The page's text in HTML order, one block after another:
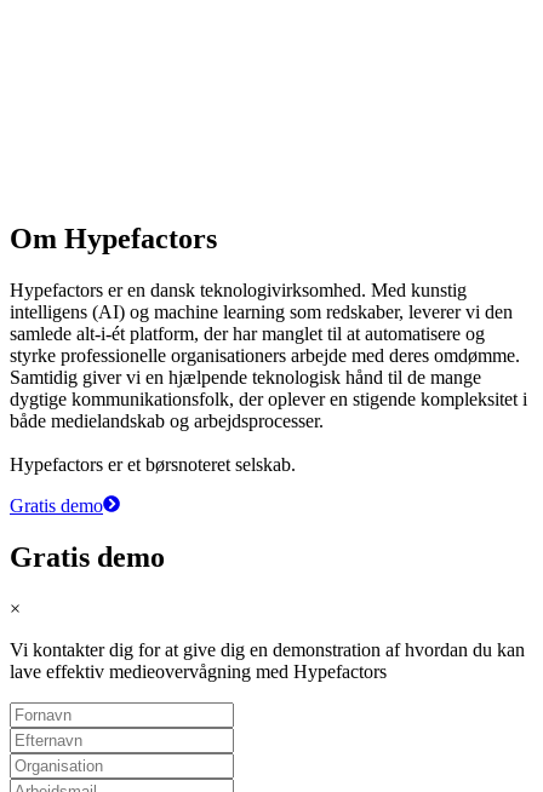
Om Hypefactors
Hypefactors er en dansk teknologivirksomhed. Med kunstig
intelligens (AI) og machine learning som redskaber, leverer vi den
samlede alt-i-ét platform, der har manglet til at automatisere og
styrke professionelle organisationers arbejde med deres omdømme.
Samtidig giver vi en hjælpende teknologisk hånd til de mange
dygtige kommunikationsfolk, der oplever en stigende kompleksitet i
både medielandskab og arbejdsprocesser.
Hypefactors er et børsnoteret selskab.
Gratis demo
Gratis demo
×
Vi kontakter dig for at give dig en demonstration af hvordan du kan
lave effektiv medieovervågning med Hypefactors